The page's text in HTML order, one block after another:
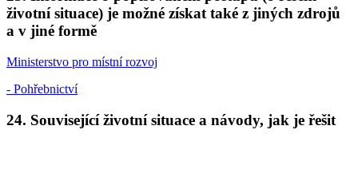
životní situace) je možné získat také z jiných zdrojů
a v jiné formě
Ministerstvo pro místní rozvoj
- Pohřebnictví
24. Související životní situace a návody, jak je řešit